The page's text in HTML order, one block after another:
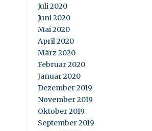
Juli 2020
Juni 2020
Mai 2020
April 2020
März 2020
Februar 2020
Januar 2020
Dezember 2019
November 2019
Oktober 2019
September 2019